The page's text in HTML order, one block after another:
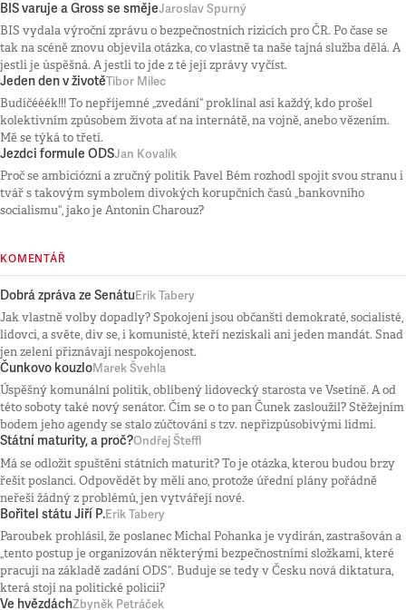
BIS varuje a Gross se smějeJaroslav Spurný
BIS vydala výroční zprávu o bezpečnostních rizicích pro ČR. Po čase se
tak na scéně znovu objevila otázka, co vlastně ta naše tajná služba dělá. A
jestli je úspěšná. A jestli to jde z té její zprávy vyčíst.
Jeden den v životěTibor Milec
Budíčééék!!! To nepříjemné „zvedání“ proklínal asi každý, kdo prošel
kolektivním způsobem života ať na internátě, na vojně, anebo vězením.
Mě se týká to třetí.
Jezdci formule ODSJan Kovalík
Proč se ambiciózní a zručný politik Pavel Bém rozhodl spojit svou stranu i
tvář s takovým symbolem divokých korupčních časů „bankovního
socialismu“, jako je Antonín Charouz?
KOMENTÁŘ
Dobrá zpráva ze SenátuErik Tabery
Jak vlastně volby dopadly? Spokojení jsou občanští demokraté, socialisté,
lidovci, a světe, div se, i komunisté, kteří nezískali ani jeden mandát. Snad
jen zelení přiznávají nespokojenost.
Čunkovo kouzloMarek Švehla
Úspěšný komunální politik, oblíbený lidovecký starosta ve Vsetíně. A od
této soboty také nový senátor. Čím se o to pan Čunek zasloužil? Stěžejním
bodem jeho agendy se stalo zúčtování s tzv. nepřizpůsobivými lidmi.
Státní maturity, a proč?Ondřej Šteffl
Má se odložit spuštění státních maturit? To je otázka, kterou budou brzy
řešit poslanci. Odpovědět by měli ano, protože úřední plány pořádně
neřeší žádný z problémů, jen vytvářejí nové.
Bořitel státu Jiří P.Erik Tabery
Paroubek prohlásil, že poslanec Michal Pohanka je vydírán, zastrašován a
„tento postup je organizován některými bezpečnostními složkami, které
pracují na základě zadání ODS“. Buduje se tedy v Česku nová diktatura,
která stojí na politické policii?
Ve hvězdáchZbyněk Petráček